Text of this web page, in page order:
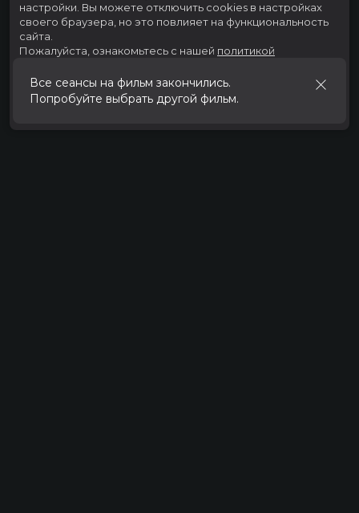
Все сеансы на фильм закончились.
Попробуйте выбрать другой фильм.
настройки. Вы можете отключить cookies в настройках
своего браузера, но это повлияет на функциональность
сайта.
Пожалуйста, ознакомьтесь с нашей политикой
Принять